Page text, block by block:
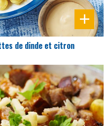
de dinde et citron